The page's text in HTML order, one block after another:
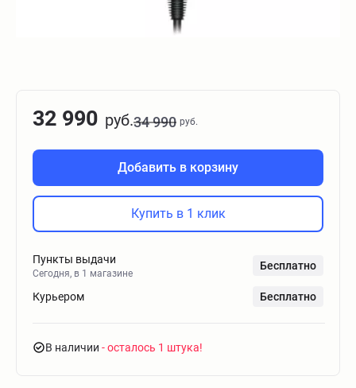
32 990 руб.34 990 руб.
Добавить в корзину
Купить в 1 клик
Пункты выдачи
Сегодня, в 1 магазине
Бесплатно
Курьером Бесплатно
В наличии - осталось 1 штука